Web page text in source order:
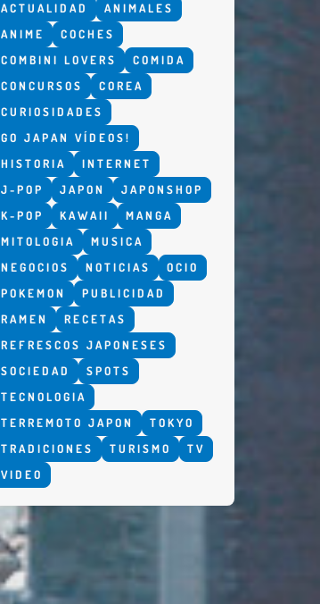
ACTUALIDAD
ANIMALES
ANIME
COCHES
COMBINI LOVERS
COMIDA
CONCURSOS
COREA
CURIOSIDADES
GO JAPAN VÍDEOS!
HISTORIA
INTERNET
J-POP
JAPON
JAPONSHOP
K-POP
KAWAII
MANGA
MITOLOGIA
MUSICA
NEGOCIOS
NOTICIAS
OCIO
POKEMON
PUBLICIDAD
RAMEN
RECETAS
REFRESCOS JAPONESES
SOCIEDAD
SPOTS
TECNOLOGIA
TERREMOTO JAPON
TOKYO
TRADICIONES
TURISMO
TV
VIDEO